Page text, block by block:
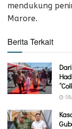
mendukung
Marore.
Berita Terkait